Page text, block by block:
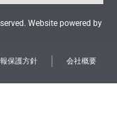
Website powered by
保護方針 会社概要